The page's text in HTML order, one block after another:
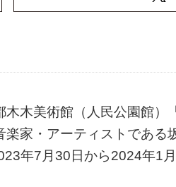
木美術館（人民公園館）
家・アーティストである
年7月30日から2024年1月